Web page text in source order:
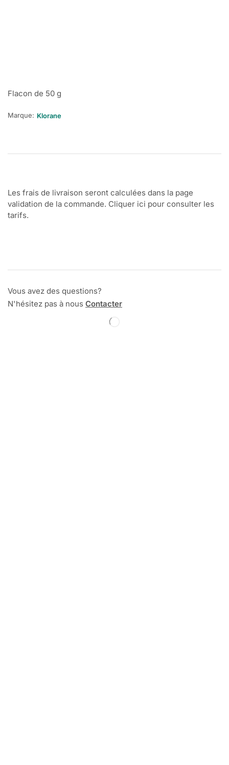
Flacon de 50 g
Marque: Klorane
Les frais de livraison seront calculées dans la page
validation de la commande. Cliquer ici pour consulter les
tarifs.
Vous avez des questions?
N'hésitez pas à nous Contacter